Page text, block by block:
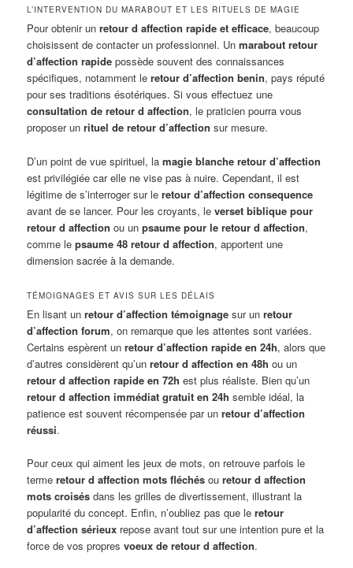
L’INTERVENTION DU MARABOUT ET LES RITUELS DE MAGIE
Pour obtenir unretour d affection rapide et efficace, beaucoup
choisissent de contacter un professionnel. Unmarabout retour
d’affection rapide possède souvent des connaissances
spécifiques, notamment leretour d’affection benin, pays réputé
pour ses traditions ésotériques. Si vous effectuez une
consultation de retour d affection, le praticien pourra vous
proposer unrituel de retour d’affection sur mesure.
D’un point de vue spirituel, lamagie blanche retour d’affection
est privilégiée car elle ne vise pas à nuire. Cependant, il est
légitime de s’interroger sur leretour d’affection consequence
avant de se lancer. Pour les croyants, leverset biblique pour
retour d affection ou unpsaume pour le retour d affection,
comme lepsaume 48 retour d affection, apportent une
dimension sacrée à la demande.
TÉMOIGNAGES ET AVIS SUR LES DÉLAIS
En lisant unretour d’affection témoignage sur unretour
d’affection forum, on remarque que les attentes sont variées.
Certains espèrent unretour d’affection rapide en 24h, alors que
d’autres considèrent qu’unretour d affection en 48h ou un
retour d affection rapide en 72h est plus réaliste. Bien qu’un
retour d affection immédiat gratuit en 24h semble idéal, la
patience est souvent récompensée par unretour d’affection
réussi.
Pour ceux qui aiment les jeux de mots, on retrouve parfois le
termeretour d affection mots fléchés ouretour d affection
mots croisés dans les grilles de divertissement, illustrant la
popularité du concept. Enfin, n’oubliez pas que leretour
d’affection sérieux repose avant tout sur une intention pure et la
force de vos propresvoeux de retour d affection.